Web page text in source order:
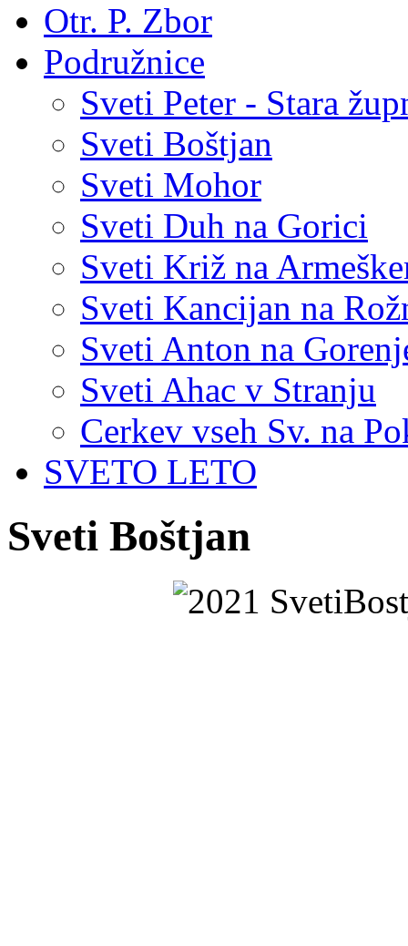
Otr. P. Zbor
Podružnice
Sveti Peter - Stara
Sveti Boštjan
Sveti Mohor
Sveti Duh na Gorici
Sveti Križ na
Sveti Kancijan na
Sveti Anton na
Sveti Ahac v Stranju
Cerkev vseh Sv. na
SVETO LETO
Sveti Boštjan